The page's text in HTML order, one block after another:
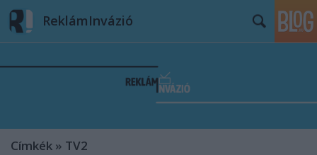
ReklámInvázió
Címkék » TV2